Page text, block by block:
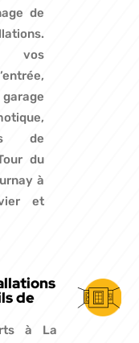
de
vos
de
du
à
et
de
à La